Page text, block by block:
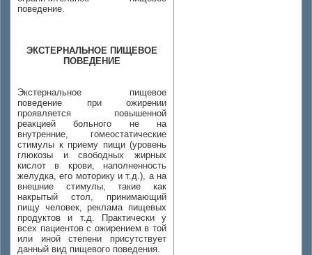
поведение.
ЭКСТЕРНАЛЬНОЕ ПИЩЕВОЕ
ПОВЕДЕНИЕ
Экстернальное пищевое
поведение при ожирении
проявляется повышенной
реакцией больного не на
внутренние, гомеостатические
стимулы к приему пищи (уровень
глюкозы и свободных жирных
кислот в крови, наполненность
желудка, его моторику и т.д.), а на
внешние стимулы, такие как
накрытый стол, принимающий
пищу человек, реклама пищевых
продуктов и т.д. Практически у
всех пациентов с ожирением в той
или иной степени присутствует
данный вид пищевого поведения.